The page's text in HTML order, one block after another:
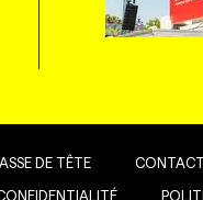
DE TÊTE CONTACT